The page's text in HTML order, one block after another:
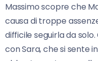
Massimo scopre che
causa di troppe
difficile seguirla da
con Sara, che si sente